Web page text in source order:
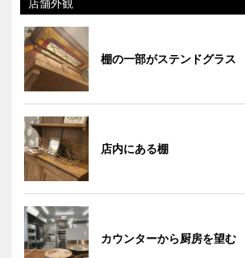
店舗外観
棚の一部がステンドグラス
店内にある棚
カウンターから厨房を望む